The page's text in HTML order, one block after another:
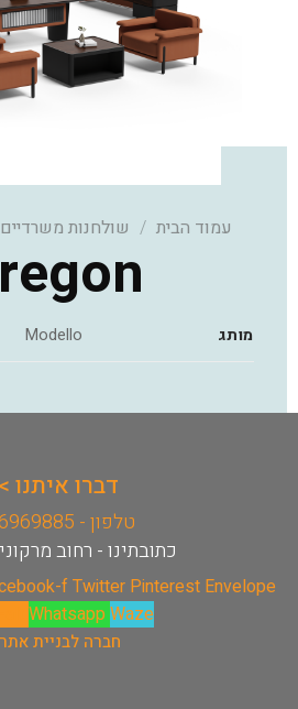
עמוד הבית / שולחנות משרדיים
מותג Modello
דברו איתנו
טלפון - 04-6969885
כתובתינו - רחוב מרקוני 12 חיפה
f Twitter Pinterest Envelope
WhatsappWaze
חברה לבניית